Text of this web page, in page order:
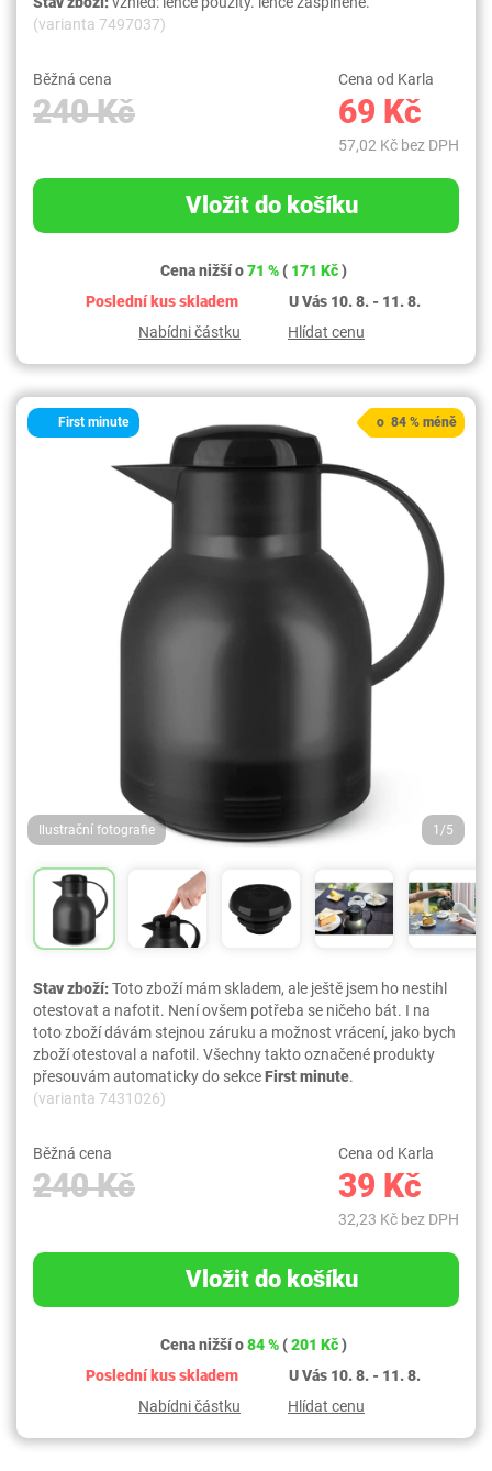
(varianta 7497037)
Běžná cena
240 Kč
Cena od Karla
69 Kč
57,02 Kč bez DPH
Vložit do košíku
Cena nižší o71 %(171 Kč)
Poslední kus skladem
U Vás 10. 8. - 11. 8.
Nabídni částku
Hlídat cenu
First minute
Ilustrační fotografie 1/5
o 84 % méně
Stav zboží:Toto zboží mám skladem, ale ještě jsem ho nestihl
otestovat a nafotit. Není ovšem potřeba se ničeho bát. I na
toto zboží dávám stejnou záruku a možnost vrácení, jako bych
zboží otestoval a nafotil. Všechny takto označené produkty
přesouvám automaticky do sekceFirst minute.
(varianta 7431026)
Běžná cena
240 Kč
Cena od Karla
39 Kč
32,23 Kč bez DPH
Vložit do košíku
Cena nižší o84 %(201 Kč)
Poslední kus skladem
U Vás 10. 8. - 11. 8.
Nabídni částku
Hlídat cenu